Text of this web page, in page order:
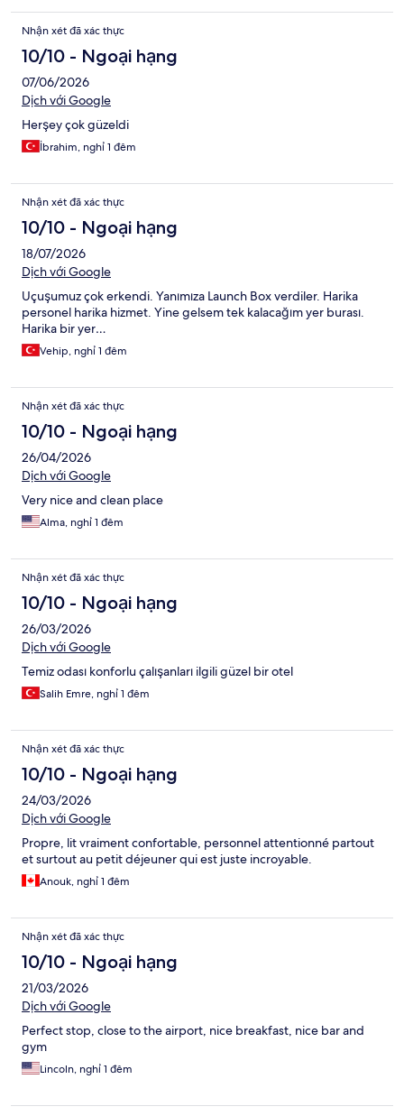
Nhận xét đã xác thực
10/10 - Ngoại hạng
07/06/2026
Dịch với Google
Herşey çok güzeldi
İbrahim, nghỉ 1 đêm
Nhận xét đã xác thực
10/10 - Ngoại hạng
18/07/2026
Dịch với Google
Uçuşumuz çok erkendi. Yanımıza Launch Box verdiler. Harika
personel harika hizmet. Yine gelsem tek kalacağım yer burası.
Harika bir yer…
Vehip, nghỉ 1 đêm
Nhận xét đã xác thực
10/10 - Ngoại hạng
26/04/2026
Dịch với Google
Very nice and clean place
Alma, nghỉ 1 đêm
Nhận xét đã xác thực
10/10 - Ngoại hạng
26/03/2026
Dịch với Google
Temiz odası konforlu çalışanları ilgili güzel bir otel
Salih Emre, nghỉ 1 đêm
Nhận xét đã xác thực
10/10 - Ngoại hạng
24/03/2026
Dịch với Google
Propre, lit vraiment confortable, personnel attentionné partout
et surtout au petit déjeuner qui est juste incroyable.
Anouk, nghỉ 1 đêm
Nhận xét đã xác thực
10/10 - Ngoại hạng
21/03/2026
Dịch với Google
Perfect stop, close to the airport, nice breakfast, nice bar and
gym
Lincoln, nghỉ 1 đêm